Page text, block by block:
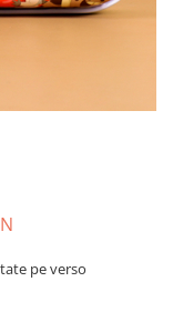
pe verso